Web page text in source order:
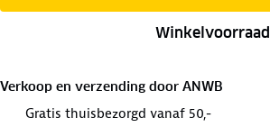
Winkelvoorraad
Verkoop en verzending door ANWB
Gratis thuisbezorgd vanaf 50,-